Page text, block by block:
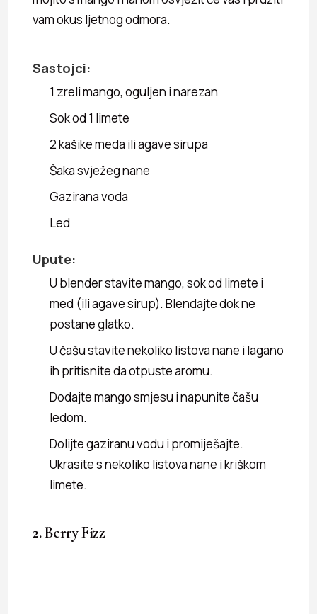
vam okus ljetnog odmora.
Sastojci:
1 zreli mango, oguljen i narezan
Sok od 1 limete
2 kašike meda ili agave sirupa
Šaka svježeg nane
Gazirana voda
Led
Upute:
U blender stavite mango, sok od limete i
med (ili agave sirup). Blendajte dok ne
postane glatko.
U čašu stavite nekoliko listova nane i lagano
ih pritisnite da otpuste aromu.
Dodajte mango smjesu i napunite čašu
ledom.
Dolijte gaziranu vodu i promiješajte.
Ukrasite s nekoliko listova nane i kriškom
limete.
2. Berry Fizz